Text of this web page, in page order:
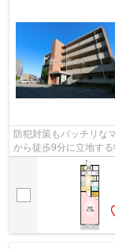
防犯対策もバッチリな
から徒歩9分に立地す
外観と洗練された設計